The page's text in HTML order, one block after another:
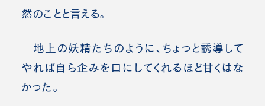
然のことと言える。
地上の妖精たちのように、ちょっと誘導して
やれば自ら企みを口にしてくれるほど甘くはな
かった。